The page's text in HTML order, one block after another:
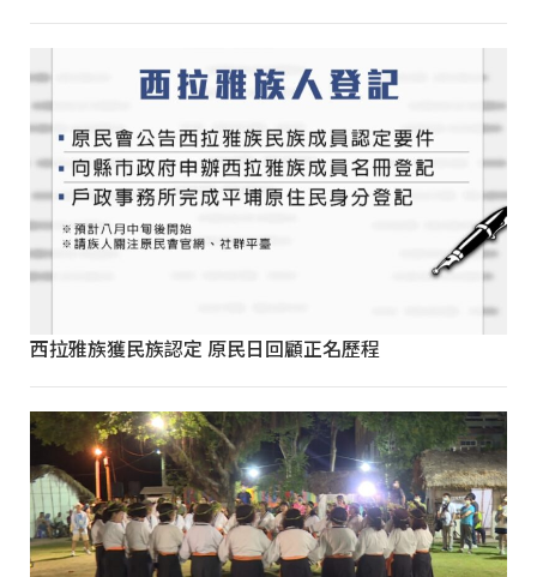
西拉雅族獲民族認定 原民日回顧正名歷程